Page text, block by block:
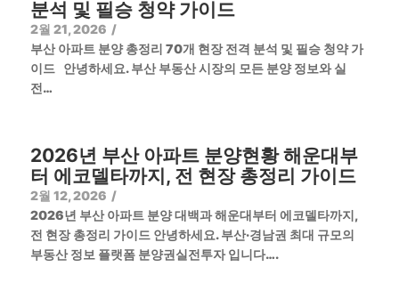
분석 및 필승 청약 가이드
2월 21, 2026 /
부산 아파트 분양 총정리 70개 현장 전격 분석 및 필승 청약 가
이드 안녕하세요. 부산 부동산 시장의 모든 분양 정보와 실
전…
2026년 부산 아파트 분양현황 해운대부
터 에코델타까지, 전 현장 총정리 가이드
2월 12, 2026 /
2026년 부산 아파트 분양 대백과 해운대부터 에코델타까지,
전 현장 총정리 가이드 안녕하세요. 부산·경남권 최대 규모의
부동산 정보 플랫폼 분양권실전투자 입니다….